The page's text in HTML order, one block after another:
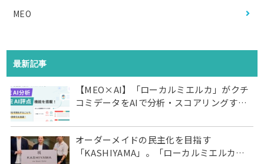
MEO
最新記事
【MEO×AI】「ローカルミエルカ」がクチ
コミデータをAIで分析・スコアリングする
評価項目へ即座に分類し、自動分析。いま
すぐ改善すべき店舗や項目の早期発見が可
能に〜
オーダーメイドの民主化を目指す
「KASHIYAMA」。「ローカルミエルカ」